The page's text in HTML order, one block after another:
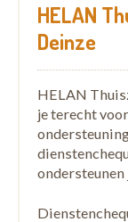
HELAN
Deinze
HELAN
je terecht